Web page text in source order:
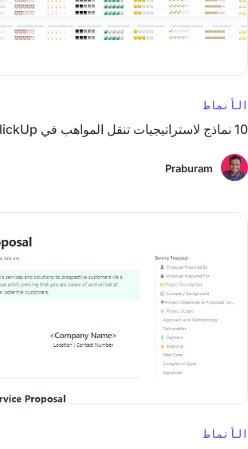
الأنماط
10 نماذج لاستراتيجيات تنقل المواهب في ClickUp
Praburam
الأنماط